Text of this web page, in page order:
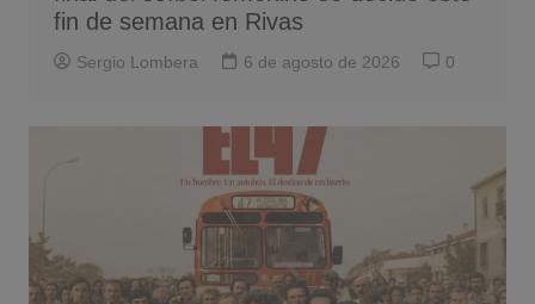
fin de semana en Rivas
Sergio Lombera 6 de agosto de 2026 0